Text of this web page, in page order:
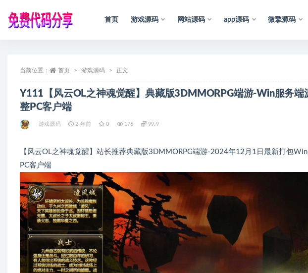
首页 游戏源码 网站源码 app源码 微擎源码
当前位置： 首页 游戏源码 正文
Y111【风云OL之神魂觉醒】典藏版3DMMORPG端游-Win服务
整PC客户端
游戏源码 2 年前 0 176 99.9
【风云OL之神魂觉醒】站长推荐典藏版3DMMORPG端游-2024年12月1日最新打包
PC客户端